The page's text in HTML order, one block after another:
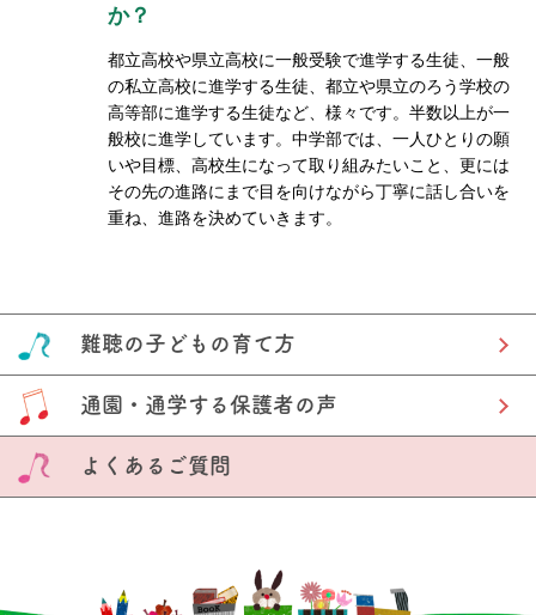
か？
都立高校や県立高校に一般受験で進学する生徒、一般
の私立高校に進学する生徒、都立や県立のろう学校の
高等部に進学する生徒など、様々です。半数以上が一
般校に進学しています。中学部では、一人ひとりの願
いや目標、高校生になって取り組みたいこと、更には
その先の進路にまで目を向けながら丁寧に話し合いを
重ね、進路を決めていきます。
難聴の子どもの育て方
通園・通学する保護者の声
よくあるご質問